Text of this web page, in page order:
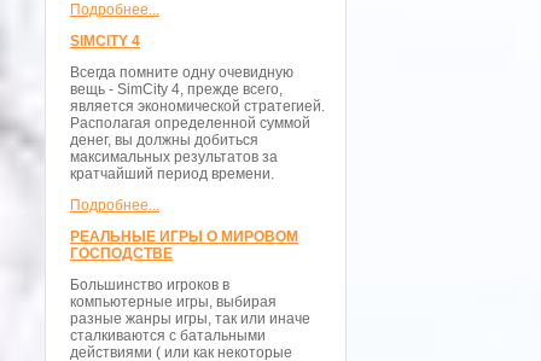
Подробнее...
SIMCITY 4
Всегда помните одну очевидную
вещь - SimCity 4, прежде всего,
является экономической стратегией.
Располагая определенной суммой
денег, вы должны добиться
максимальных результатов за
кратчайший период времени.
Подробнее...
РЕАЛЬНЫЕ ИГРЫ О МИРОВОМ
ГОСПОДСТВЕ
Большинство игроков в
компьютерные игры, выбирая
разные жанры игры, так или иначе
сталкиваются с батальными
действиями ( или как некоторые